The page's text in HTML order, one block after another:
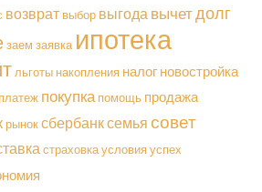
возврат выбор выгодавычетдолг
заем заявка ипотека
льготы накопления налог новостройка
платеж покупка помощь продажа
рыноксбербанксемьясовет
страховкаусловияуспех